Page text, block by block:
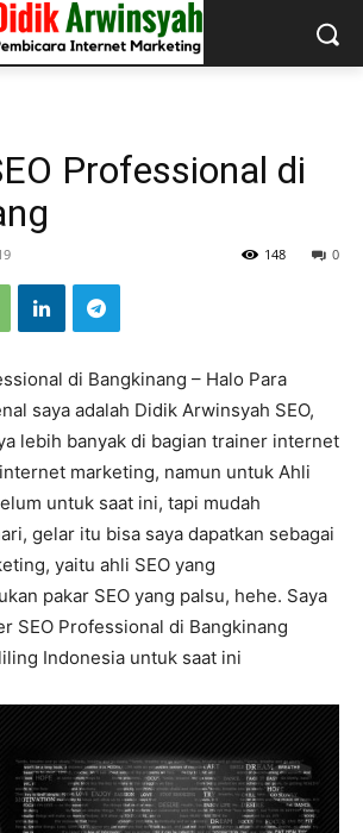
Professional di
0
148
di Bangkinang – Halo Para
saya adalah Didik Arwinsyah SEO,
lebih banyak di bagian trainer internet
marketing, namun untuk Ahli
untuk saat ini, tapi mudah
gelar itu bisa saya dapatkan sebagai
yaitu ahli SEO yang
pakar SEO yang palsu, hehe. Saya
SEO Professional di Bangkinang
Indonesia untuk saat ini